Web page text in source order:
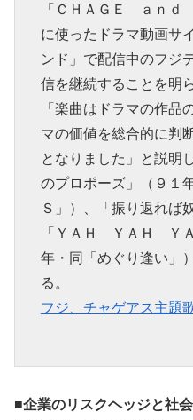
「ＣＨＡＧＥ ａｎｄ
に使ったドラマ動画サ
ンド」で配信中のフジ
信を継続することを明
「楽曲はドラマの作品
マの価値を総合的に判
となりました」と説明
のプロポーズ」（９１
Ｓ」）、「振り返れば
「ＹＡＨ ＹＡＨ Ｙ
年・同「めぐり逢い」
る。
フジ、チャゲアス主題
■企業のリスクヘッジと社